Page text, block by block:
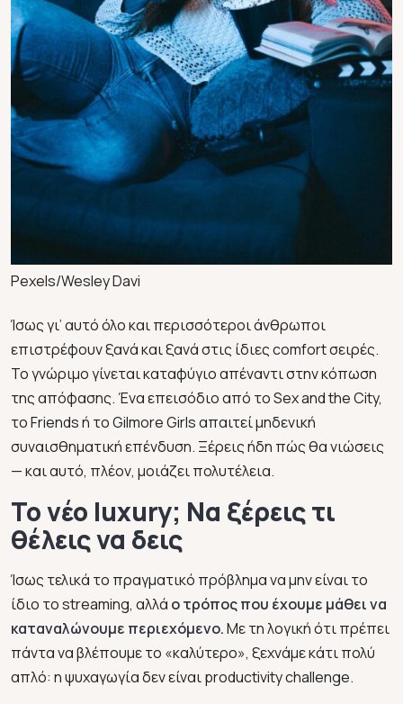
Pexels/Wesley Davi
Ίσως γι’ αυτό όλο και περισσότεροι άνθρωποι
επιστρέφουν ξανά και ξανά στις ίδιες comfort σειρές.
Το γνώριμο γίνεται καταφύγιο απέναντι στην κόπωση
της απόφασης. Ένα επεισόδιο από το Sex and the City,
το Friends ή το Gilmore Girls απαιτεί μηδενική
συναισθηματική επένδυση. Ξέρεις ήδη πώς θα νιώσεις
— και αυτό, πλέον, μοιάζει πολυτέλεια.
Το νέο luxury; Να ξέρεις τι
θέλεις να δεις
Ίσως τελικά το πραγματικό πρόβλημα να μην είναι το
ίδιο το streaming, αλλά ο τρόπος που έχουμε μάθει να
καταναλώνουμε περιεχόμενο.Με τη λογική ότι πρέπει
πάντα να βλέπουμε το «καλύτερο», ξεχνάμε κάτι πολύ
απλό: η ψυχαγωγία δεν είναι productivity challenge.